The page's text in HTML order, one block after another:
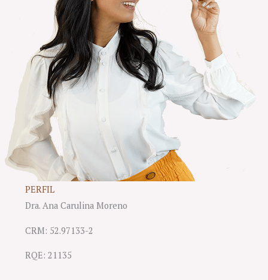
PERFIL
Dra. Ana Carulina Moreno
CRM: 52.97133-2
RQE: 21135